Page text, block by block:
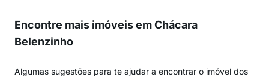
Encontre mais imóveis em Chácara
Belenzinho
Algumas sugestões para te ajudar a encontrar o imóvel dos